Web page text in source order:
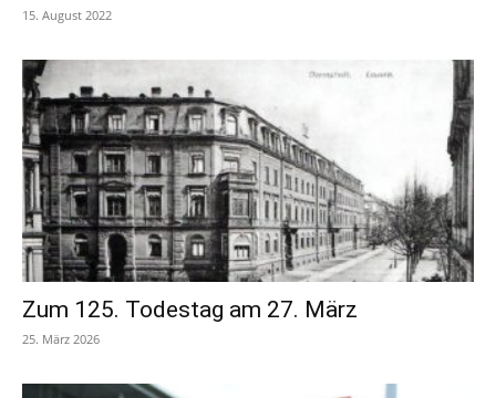
15. August 2022
Zum 125. Todestag am 27. März
25. März 2026